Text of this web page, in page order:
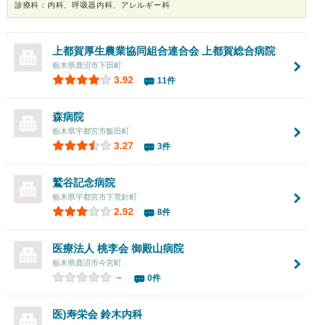
診療科：内科、呼吸器内科、アレルギー科
上都賀厚生農業協同組合連合会 上都賀総合病院
栃木県鹿沼市下田町
3.92 11件
森病院
栃木県宇都宮市飯田町
3.27 3件
鷲谷記念病院
栃木県宇都宮市下荒針町
2.92 8件
医療法人 桃李会 御殿山病院
栃木県鹿沼市今宮町
－ 0件
医)寿栄会 鈴木内科